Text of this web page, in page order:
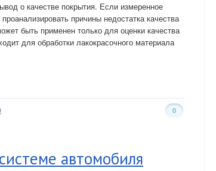
о качестве покрытия. Если измеренное
причины недостатка качества
быть применен только для оценки качества
для обработки лакокрасочного материала
0
автомобиля